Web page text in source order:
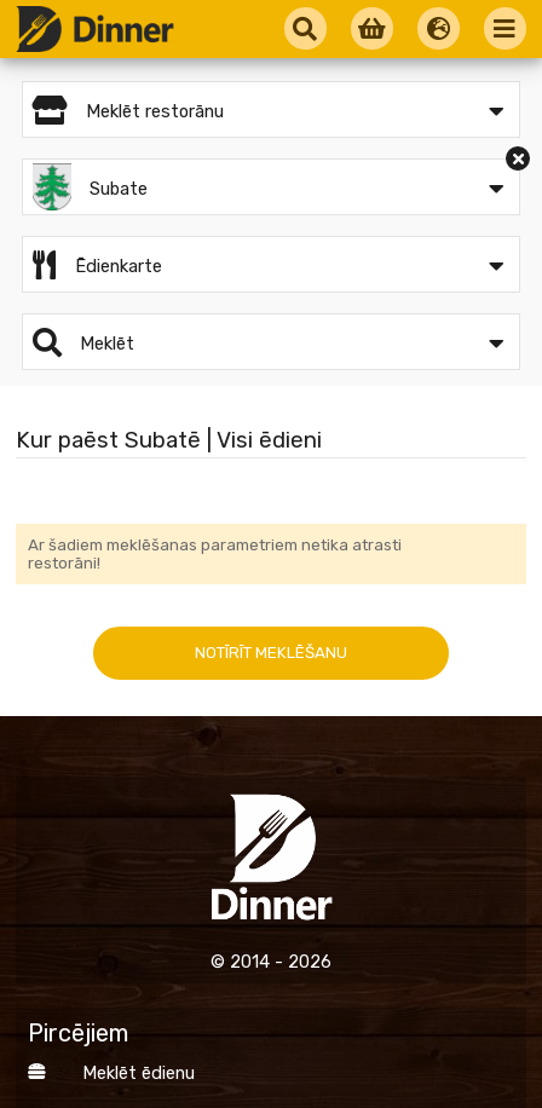
Meklēt restorānu
Subate
Ēdienkarte
Meklēt
Kur paēst Subatē | Visi ēdieni
Ar šadiem meklēšanas parametriem netika atrasti
restorāni!
NOTĪRĪT MEKLĒŠANU
© 2014 - 2026
Pircējiem
Meklēt ēdienu